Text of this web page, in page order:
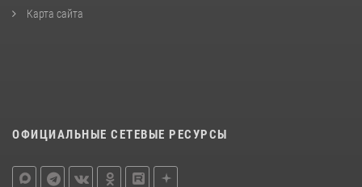
Карта сайта
ОФИЦИАЛЬНЫЕ СЕТЕВЫЕ РЕСУРСЫ